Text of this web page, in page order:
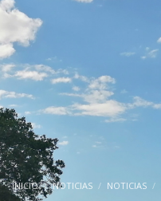
INICIO NOTICIAS NOTICIAS